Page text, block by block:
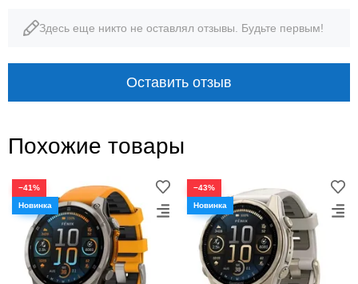
10 ATM 48 дней
смарт-часы с солнечной
зарядкой
СОЛНЦЕ · НАВИГАЦИЯ · ВЫНОСЛИВОСТЬ
Здесь еще никто не оставлял отзывы. Будьте первым!
Оставить отзыв
Похожие товары
−41% −43%